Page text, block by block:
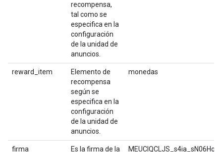
recompensa,
tal como se
especifica en la
configuración
de la unidad de
anuncios.
reward_item
Elemento de
recompensa
según se
especifica en la
configuración
de la unidad de
anuncios.
monedas
firma
Es la firma de la